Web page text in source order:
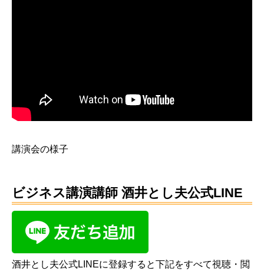
講演会の様子
ビジネス講演講師 酒井とし夫公式LINE
酒井とし夫公式LINEに登録すると下記をすべて視聴・閲